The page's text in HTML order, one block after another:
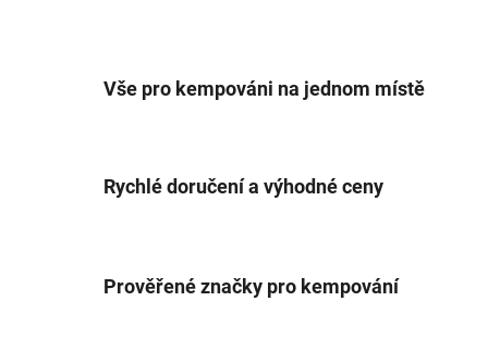
Vše pro kempováni na jednom místě
Rychlé doručení a výhodné ceny
Prověřené značky pro kempování